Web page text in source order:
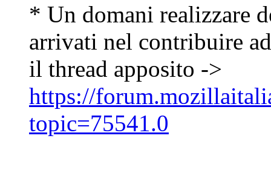
* Un domani realizzare
arrivati nel contribuire
il thread apposito ->
https://
topic=75541.0